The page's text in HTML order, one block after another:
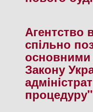
Агентство
спiльно
Закону
процедуру"